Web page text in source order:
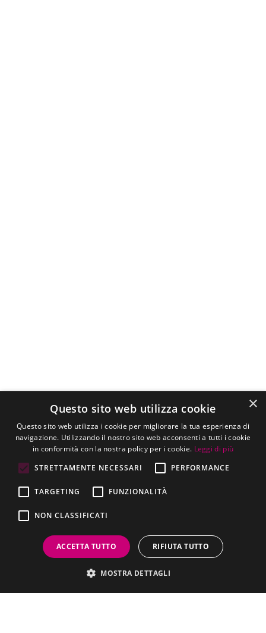
×
Questo sito web utilizza cookie
Questo sito web utilizza i cookie per migliorare la tua esperienza di
navigazione. Utilizzando il nostro sito web acconsenti a tutti i cookie
in conformità con la nostra policy per i cookie. Leggi di più
STRETTAMENTE NECESSARI
PERFORMANCE
TARGETING FUNZIONALITÀ
NON CLASSIFICATI
ACCETTA TUTTO RIFIUTA TUTTO
MOSTRA DETTAGLI